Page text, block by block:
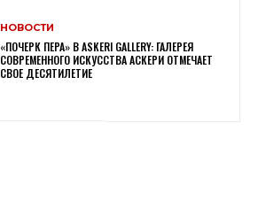
НОВОСТИ
«ПОЧЕРК ПЕРА» В ASKERI GALLERY: ГАЛЕРЕЯ
СОВРЕМЕННОГО ИСКУССТВА АСКЕРИ ОТМЕЧАЕТ
СВОЕ ДЕСЯТИЛЕТИЕ